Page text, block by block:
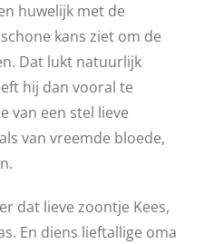
huwelijk met de
kans ziet om de
Dat lukt natuurlijk
hij dan vooral te
van een stel lieve
van vreemde bloede,
dat lieve zoontje Kees,
En diens lieftallige oma